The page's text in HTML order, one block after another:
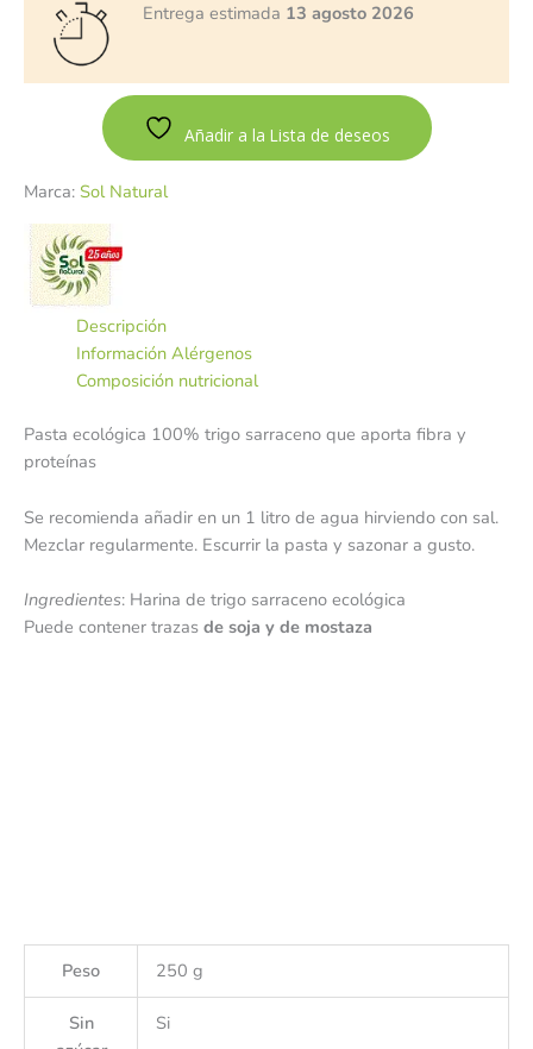
Entrega estimada 13 agosto 2026
Añadir a la Lista de deseos
Marca: Sol Natural
Descripción
Información Alérgenos
Composición nutricional
Pasta ecológica 100% trigo sarraceno que aporta fibra y
proteínas
Se recomienda añadir en un 1 litro de agua hirviendo con sal.
Mezclar regularmente. Escurrir la pasta y sazonar a gusto.
Ingredientes: Harina de trigo sarraceno ecológica
Puede contener trazas de soja y de mostaza
Peso 250 g
Sin
Si